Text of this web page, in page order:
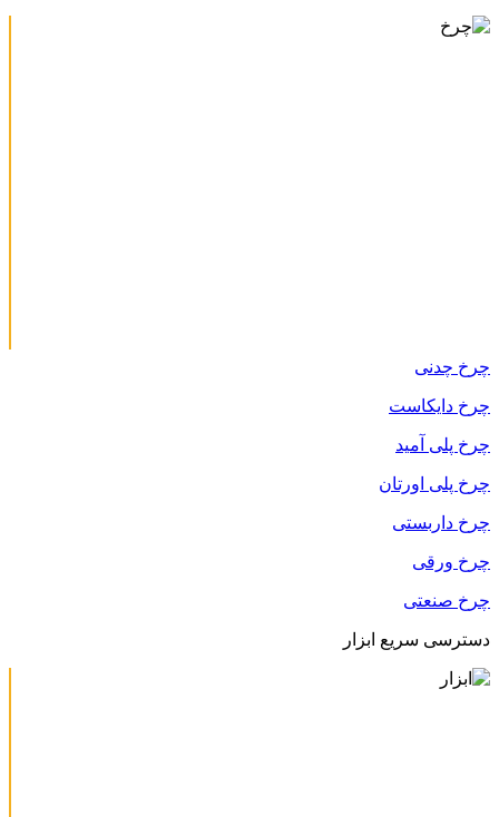
چرخ چدنی
چرخ دایکاست
چرخ پلی آمید
چرخ پلی اورتان
چرخ داربستی
چرخ ورقی
چرخ صنعتی
دسترسی سریع ابزار